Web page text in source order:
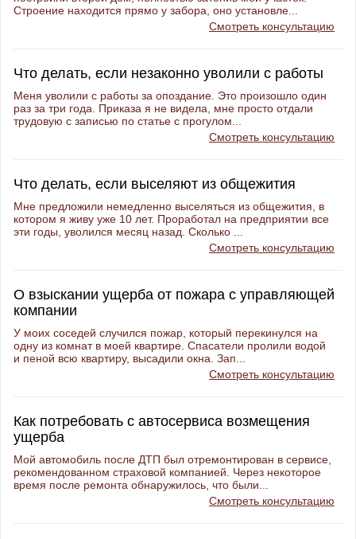
Строение находится прямо у забора, оно установле...
Смотреть консультацию
Что делать, если незаконно уволили с работы
Меня уволили с работы за опоздание. Это произошло один
раз за три года. Приказа я не видела, мне просто отдали
трудовую с записью по статье с прогулом...
Смотреть консультацию
Что делать, если выселяют из общежития
Мне предложили немедленно выселяться из общежития, в
котором я живу уже 10 лет. Проработал на предприятии все
эти годы, уволился месяц назад. Сколько ...
Смотреть консультацию
О взыскании ущерба от пожара с управляющей
компании
У моих соседей случился пожар, который перекинулся на
одну из комнат в моей квартире. Спасатели пролили водой
и пеной всю квартиру, высадили окна. Зап...
Смотреть консультацию
Как потребовать с автосервиса возмещения
ущерба
Мой автомобиль после ДТП был отремонтирован в сервисе,
рекомендованном страховой компанией. Через некоторое
время после ремонта обнаружилось, что были...
Смотреть консультацию